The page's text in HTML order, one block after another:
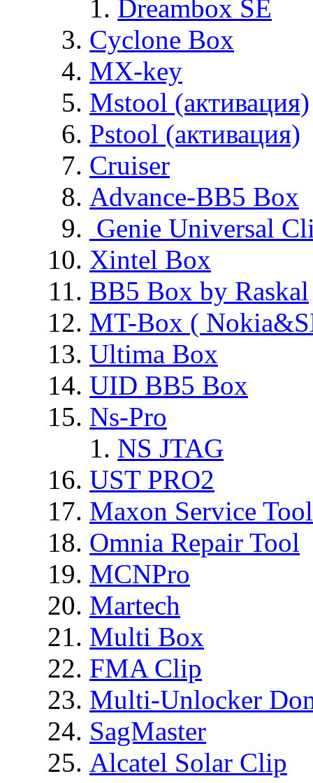
Dreambox SE
Cyclone Box
MX-key
Mstool (активация)
Pstool (активация)
Cruiser
Advance-BB5 Box
Genie Universal
Xintel Box
BB5 Box by Raskal
MT-Box (
Ultima Box
UID BB5 Box
Ns-Pro
NS JTAG
UST PRO2
Maxon Service
Omnia Repair Tool
MCNPro
Martech
Multi Box
FMA Clip
Multi-Unlocker
SagMaster
Alcatel Solar Clip